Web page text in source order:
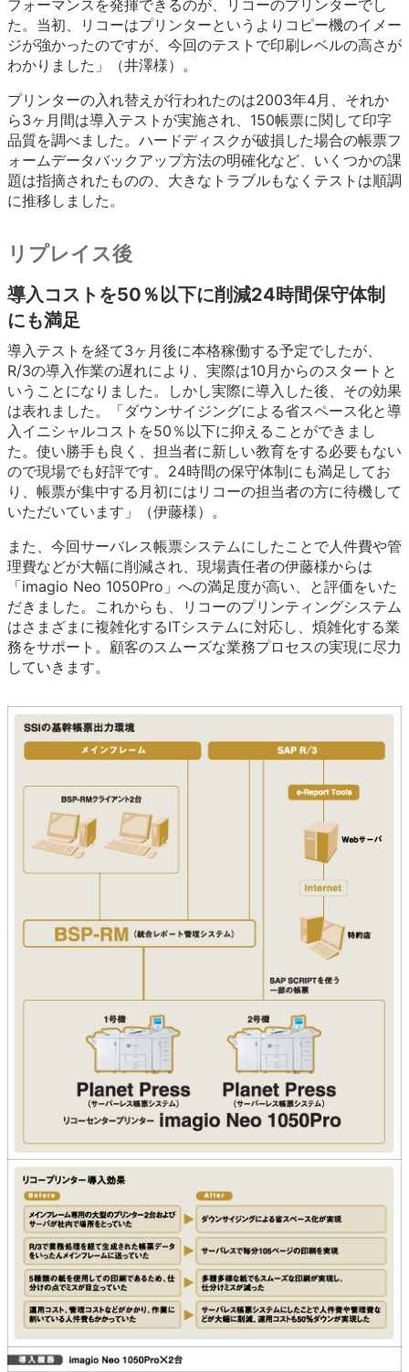
フォーマンスを発揮できるのが、リコーのプリンターでし
た。当初、リコーはプリンターというよりコピー機のイメー
ジが強かったのですが、今回のテストで印刷レベルの高さが
わかりました」（井澤様）。
プリンターの入れ替えが行われたのは2003年4月、それか
ら3ヶ月間は導入テストが実施され、150帳票に関して印字
品質を調べました。ハードディスクが破損した場合の帳票フ
ォームデータバックアップ方法の明確化など、いくつかの課
題は指摘されたものの、大きなトラブルもなくテストは順調
に推移しました。
リプレイス後
導入コストを50％以下に削減24時間保守体制
にも満足
導入テストを経て3ヶ月後に本格稼働する予定でしたが、
R/3の導入作業の遅れにより、実際は10月からのスタートと
いうことになりました。しかし実際に導入した後、その効果
は表れました。「ダウンサイジングによる省スペース化と導
入イニシャルコストを50％以下に抑えることができまし
た。使い勝手も良く、担当者に新しい教育をする必要もない
ので現場でも好評です。24時間の保守体制にも満足してお
り、帳票が集中する月初にはリコーの担当者の方に待機して
いただいています」（伊藤様）。
また、今回サーバレス帳票システムにしたことで人件費や管
理費などが大幅に削減され、現場責任者の伊藤様からは
「imagio Neo 1050Pro」への満足度が高い、と評価をいた
だきました。これからも、リコーのプリンティングシステム
はさまざまに複雑化するITシステムに対応し、煩雑化する業
務をサポート。顧客のスムーズな業務プロセスの実現に尽力
していきます。